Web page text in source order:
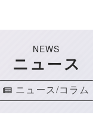
NEWS
ニュース
ニュース/コラム